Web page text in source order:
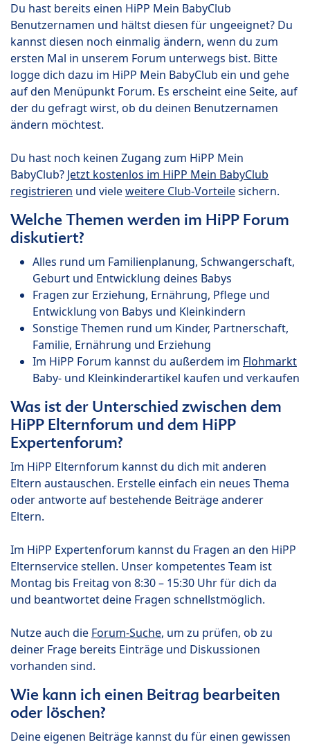
Du hast bereits einen HiPP Mein BabyClub
Benutzernamen und hältst diesen für ungeeignet? Du
kannst diesen noch einmalig ändern, wenn du zum
ersten Mal in unserem Forum unterwegs bist. Bitte
logge dich dazu im HiPP Mein BabyClub ein und gehe
auf den Menüpunkt Forum. Es erscheint eine Seite, auf
der du gefragt wirst, ob du deinen Benutzernamen
ändern möchtest.
Du hast noch keinen Zugang zum HiPP Mein
BabyClub? Jetzt kostenlos im HiPP Mein BabyClub
registrieren und vieleweitere Club-Vorteilesichern.
Welche Themen werden im HiPP Forum
diskutiert?
Alles rund um Familienplanung, Schwangerschaft,
Geburt und Entwicklung deines Babys
Fragen zur Erziehung, Ernährung, Pflege und
Entwicklung von Babys und Kleinkindern
Sonstige Themen rund um Kinder, Partnerschaft,
Familie, Ernährung und Erziehung
Im HiPP Forum kannst du außerdem im Flohmarkt
Baby- und Kleinkinderartikel kaufen und verkaufen
Was ist der Unterschied zwischen dem
HiPP Elternforum und dem HiPP
Expertenforum?
Im HiPP Elternforum kannst du dich mit anderen
Eltern austauschen. Erstelle einfach ein neues Thema
oder antworte auf bestehende Beiträge anderer
Eltern.
Im HiPP Expertenforum kannst du Fragen an den HiPP
Elternservice stellen. Unser kompetentes Team ist
Montag bis Freitag von 8:30 – 15:30 Uhr für dich da
und beantwortet deine Fragen schnellstmöglich.
Nutze auch die Forum-Suche, um zu prüfen, ob zu
deiner Frage bereits Einträge und Diskussionen
vorhanden sind.
Wie kann ich einen Beitrag bearbeiten
oder löschen?
Deine eigenen Beiträge kannst du für einen gewissen